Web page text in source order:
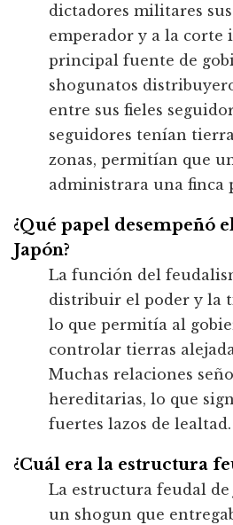
dictadores militares
emperador y a la corte
principal fuente de
shogunatos
entre sus fieles
seguidores tenían
zonas, permitían que
administrara una finca
¿Qué papel desempeñó
Japón?
La función del
distribuir el poder y la
lo que permitía al
controlar tierras
Muchas relaciones
hereditarias, lo que
fuertes lazos de lealtad.
¿Cuál era la estructura
La estructura feudal de
un shogun que